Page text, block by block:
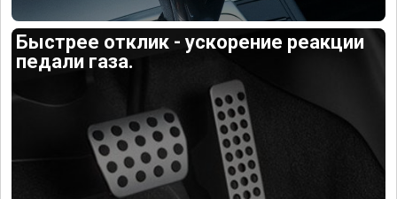
Быстрее отклик - ускорение реакции
педали газа.